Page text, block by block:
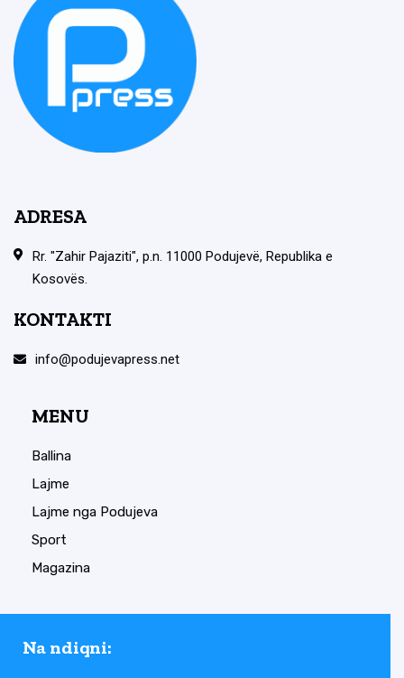
ADRESA
Rr. "Zahir Pajaziti", p.n. 11000 Podujevë, Republika e
Kosovës.
KONTAKTI
info@podujevapress.net
MENU
Ballina
Lajme
Lajme nga Podujeva
Sport
Magazina
Na ndiqni: